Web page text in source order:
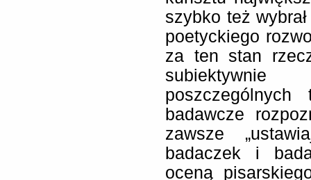
szybko też
poetyckiego
za ten stan
badawcze
zawsze
badaczek i
oceną